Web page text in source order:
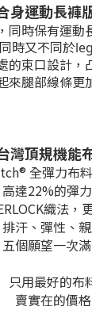
合身運動長褲
同時保有運動
時又不同於
的束口設計，
來腿部線條更
台灣頂規機能
全彈力布
高達22%的彈
織法，
汗、彈性、
五個願望一次
只用最好的布
賣實在的價格